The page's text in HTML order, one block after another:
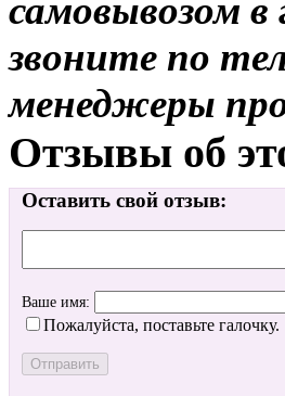
самовывозом в
звоните по
менеджеры
Отзывы об
Оставить свой отзыв:
Ваше имя:
Пожалуйста, поставьте галочку.